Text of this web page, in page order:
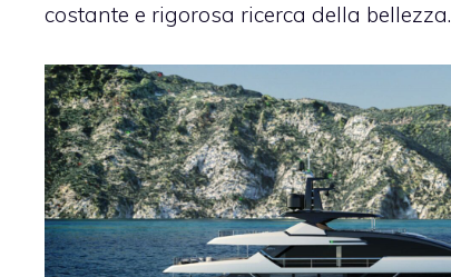
costante e rigorosa ricerca della bellezza.